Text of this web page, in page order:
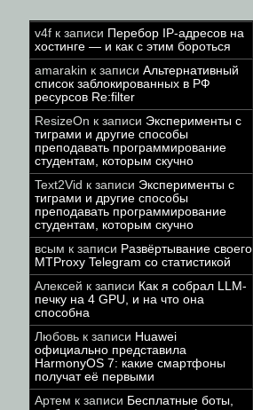
v4f к записи Перебор IP-адресов на
хостинге — и как с этим бороться
amarakin к записи Альтернативный
список заблокированных в РФ
ресурсов Re:filter
ResizeOn к записи Эксперименты с
тиграми и другие способы
преподавать программирование
студентам, которым скучно
Text2Vid к записи Эксперименты с
тиграми и другие способы
преподавать программирование
студентам, которым скучно
всым к записи Развёртывание своего
MTProxy Telegram со статистикой
Алексей к записи Как я собрал LLM-
печку на 4 GPU, и на что она
способна
Любовь к записи Huawei
официально представила
HarmonyOS 7: какие смартфоны
получат её первыми
Артем к записи Бесплатные боты,